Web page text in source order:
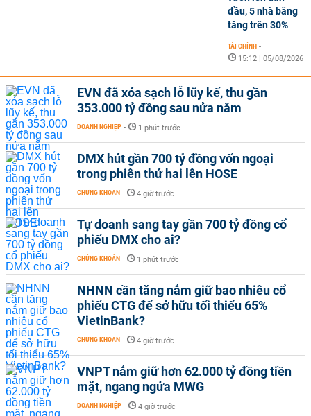
đầu, 5 nhà băng
tăng trên 30%
TÀI CHÍNH -
15:12 | 05/08/2026
EVN đã xóa sạch lỗ lũy kế, thu gần
353.000 tỷ đồng sau nửa năm
DOANH NGHIỆP - 1 phút trước
DMX hút gần 700 tỷ đồng vốn ngoại
trong phiên thứ hai lên HOSE
CHỨNG KHOÁN - 4 giờ trước
Tự doanh sang tay gần 700 tỷ đồng cổ
phiếu DMX cho ai?
CHỨNG KHOÁN - 1 phút trước
NHNN cần tăng nắm giữ bao nhiêu cổ
phiếu CTG để sở hữu tối thiểu 65%
VietinBank?
CHỨNG KHOÁN - 4 giờ trước
VNPT nắm giữ hơn 62.000 tỷ đồng tiền
mặt, ngang ngửa MWG
DOANH NGHIỆP - 4 giờ trước